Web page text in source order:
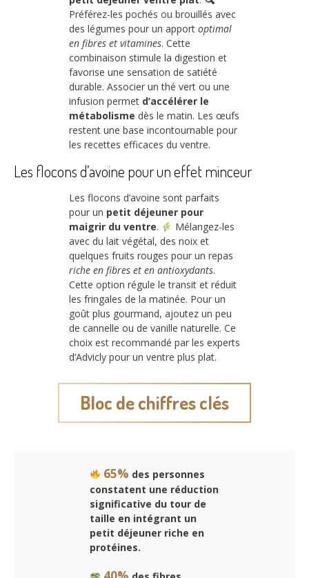
Préférez-les pochés ou brouillés avec
des légumes pour un apport optimal
en fibres et vitamines. Cette
combinaison stimule la digestion et
favorise une sensation de satiété
durable. Associer un thé vert ou une
infusion permet d’accélérer le
métabolisme dès le matin. Les œufs
restent une base incontournable pour
les recettes efficaces du ventre.
Les flocons d’avoine pour un effet minceur
Les flocons d’avoine sont parfaits
pour un petit déjeuner pour
maigrir du ventre.
Mélangez-les
avec du lait végétal, des noix et
quelques fruits rouges pour un repas
riche en fibres et en antioxydants.
Cette option régule le transit et réduit
les fringales de la matinée. Pour un
goût plus gourmand, ajoutez un peu
de cannelle ou de vanille naturelle. Ce
choix est recommandé par les experts
d’Advicly pour un ventre plus plat.
Bloc de chiffres clés
65% des personnes
constatent une réduction
significative du tour de
taille en intégrant un
petit déjeuner riche en
protéines.